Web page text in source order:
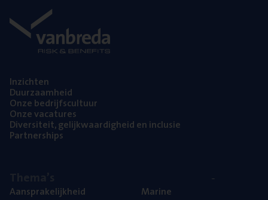
Inzich­ten
Duur­zaam­heid
Onze bedrijfs­cul­tuur
Onze vaca­tu­res
Diver­si­teit, gelijk­waar­dig­heid en inclusie
Part­ner­ships
Aan­spra­ke­lijk­heid
Mari­ne